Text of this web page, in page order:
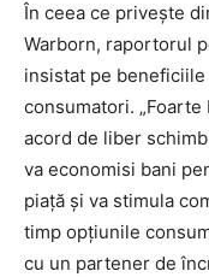
În ceea ce privește
Warborn, raportorul
insistat pe
consumatori.
acord de liber
va economisi bani
piață și va stimula
timp opțiunile
cu un partener de